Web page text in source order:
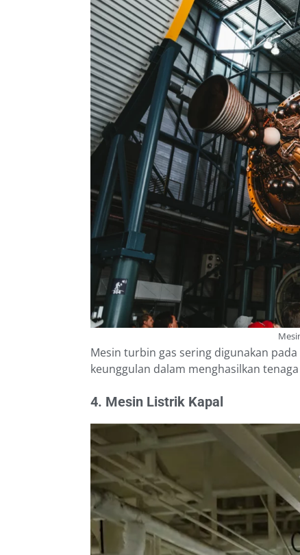
Mesin turbin gas sering digunakan
keunggulan dalam menghasilkan
4. Mesin Listrik Kapal